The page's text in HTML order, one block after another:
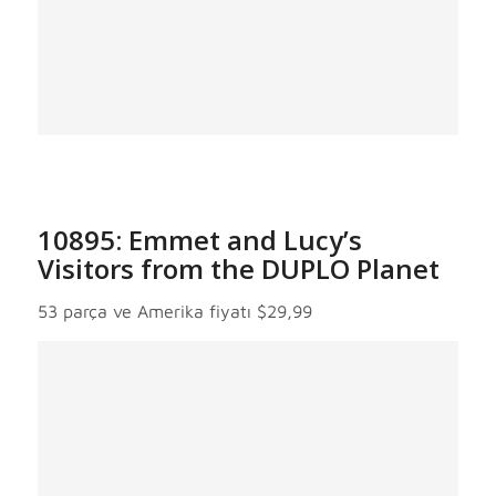
10895: Emmet and Lucy’s
Visitors from the DUPLO Planet
53 parça ve Amerika fiyatı $29,99